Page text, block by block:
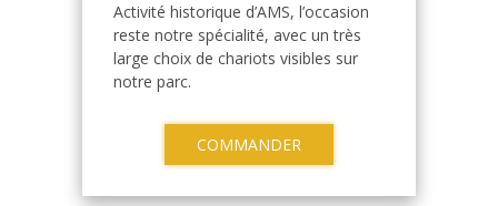
Activité historique d’AMS, l’occasion
reste notre spécialité, avec un très
large choix de chariots visibles sur
notre parc.
COMMANDER